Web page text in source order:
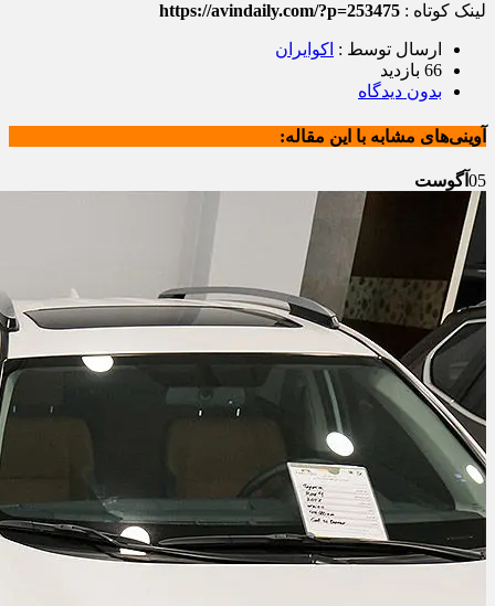
لینک کوتاه : https://avindaily.com/?p=253475
ارسال توسط : اکوایران
66 بازدید
بدون دیدگاه
آوینی‌های مشابه با این مقاله:
05آگوست